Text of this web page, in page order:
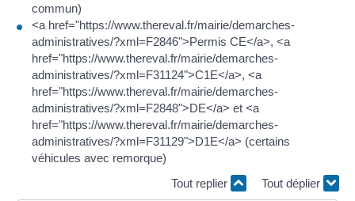
commun)
<a href="https://www.thereval.fr/mairie/demarches-
administratives/?xml=F2846">Permis CE</a>, <a
href="https://www.thereval.fr/mairie/demarches-
administratives/?xml=F31124">C1E</a>, <a
href="https://www.thereval.fr/mairie/demarches-
administratives/?xml=F2848">DE</a> et <a
href="https://www.thereval.fr/mairie/demarches-
administratives/?xml=F31129">D1E</a> (certains
véhicules avec remorque)
Tout replier
Tout déplier